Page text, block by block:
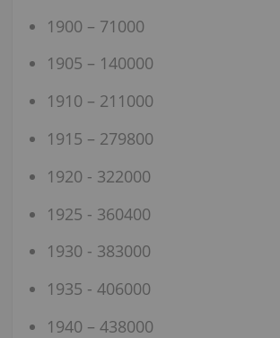
1900 – 71000
1905 – 140000
1910 – 211000
1915 – 279800
1920 - 322000
1925 - 360400
1930 - 383000
1935 - 406000
1940 – 438000